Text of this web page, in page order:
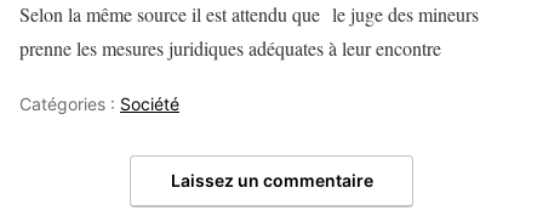
Selon la même source il est attendu que le juge des mineurs
prenne les mesures juridiques adéquates à leur encontre
Catégories : Société
Laissez un commentaire